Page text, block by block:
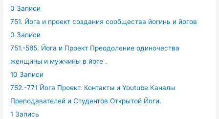
0 Записи
751. Йога и проект создания сообщества йогинь и йогов
0 Записи
751.-585. Йога и Проект Преодоление одиночества
женщины и мужчины в йоге .
10 Записи
752.-771 Йога Проект. Контакты и Youtube Каналы
Преподавателей и Студентов Открытой Йоги.
1 Запись